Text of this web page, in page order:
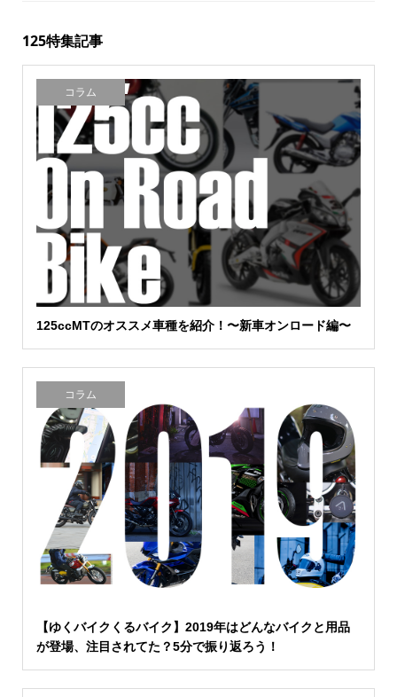
125特集記事
コラム
125ccMTのオススメ車種を紹介！〜新車オンロード編〜
コラム
【ゆくバイクくるバイク】2019年はどんなバイクと用品
が登場、注目されてた？5分で振り返ろう！